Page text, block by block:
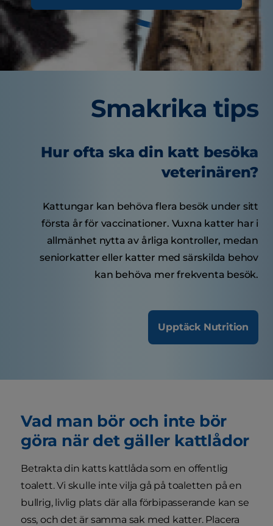
Smakrika tips
Hur ofta ska din katt besöka
veterinären?
Kattungar kan behöva flera besök under sitt
första år för vaccinationer. Vuxna katter har i
allmänhet nytta av årliga kontroller, medan
seniorkatter eller katter med särskilda behov
kan behöva mer frekventa besök.
Upptäck Nutrition
Vad man bör och inte bör
göra när det gäller kattlådor
Betrakta din katts kattlåda som en offentlig
toalett. Vi skulle inte vilja gå på toaletten på en
bullrig, livlig plats där alla förbipasserande kan se
oss, och det är samma sak med katter. Placera